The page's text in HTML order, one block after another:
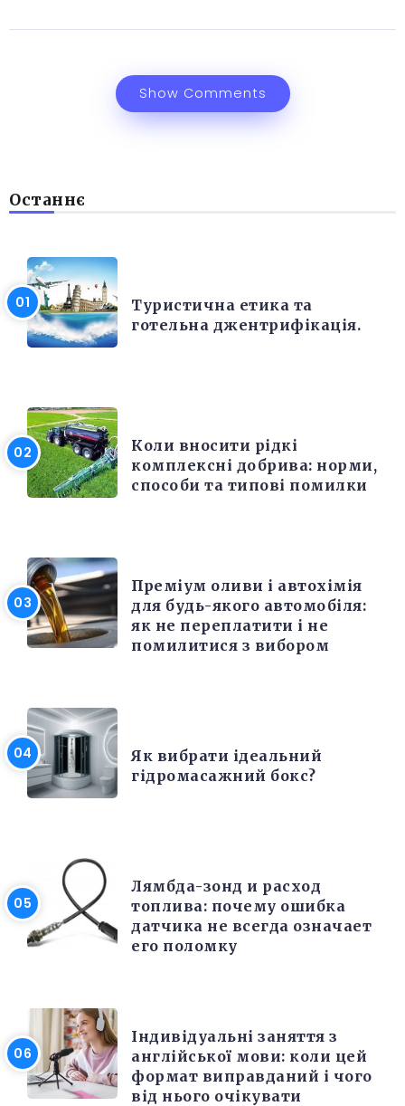
Show Comments
Останнє
Туристична етика та
готельна джентрифікація.
Коли вносити рідкі
комплексні добрива: норми,
способи та типові помилки
Преміум оливи і автохімія
для будь-якого автомобіля:
як не переплатити і не
помилитися з вибором
Як вибрати ідеальний
гідромасажний бокс?
Лямбда-зонд и расход
топлива: почему ошибка
датчика не всегда означает
его поломку
Індивідуальні заняття з
англійської мови: коли цей
формат виправданий і чого
від нього очікувати